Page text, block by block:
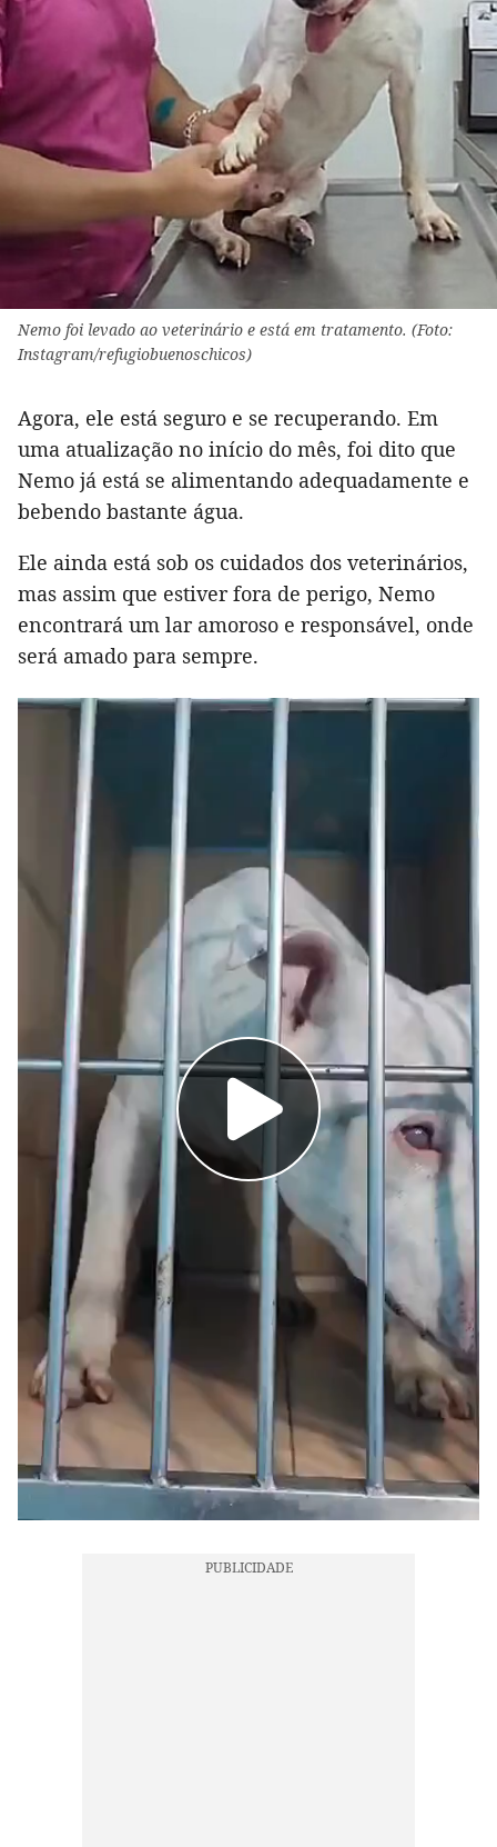
Nemo foi levado ao veterinário e está em tratamento. (Foto:
Instagram/refugiobuenoschicos)
Agora, ele está seguro e se recuperando. Em
uma atualização no início do mês, foi dito que
Nemo já está se alimentando adequadamente e
bebendo bastante água.
Ele ainda está sob os cuidados dos veterinários,
mas assim que estiver fora de perigo, Nemo
encontrará um lar amoroso e responsável, onde
será amado para sempre.